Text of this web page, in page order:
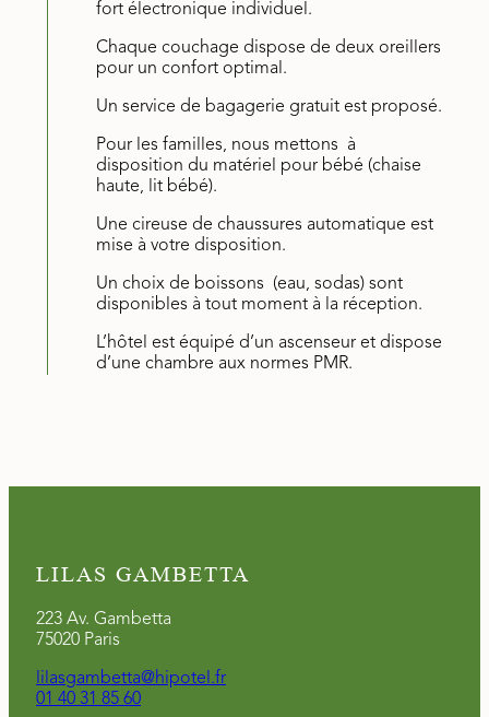
fort électronique individuel.
Chaque couchage dispose de deux oreillers
pour un confort optimal.
Un service de bagagerie gratuit est proposé.
Pour les familles, nous mettons à
disposition du matériel pour bébé (chaise
haute, lit bébé).
Une cireuse de chaussures automatique est
mise à votre disposition.
Un choix de boissons (eau, sodas) sont
disponibles à tout moment à la réception.
L’hôtel est équipé d’un ascenseur et dispose
d’une chambre aux normes PMR.
LILAS GAMBETTA
223 Av. Gambetta
75020 Paris
lilasgambetta@hipotel.fr
01 40 31 85 60